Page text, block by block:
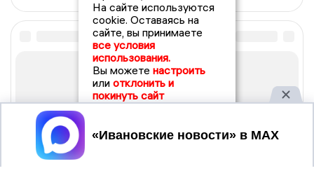
На сайте используются
cookie. Оставаясь на
сайте, вы принимаете
все условия
использования.
Вы можете настроить
или отклонить и
покинуть сайт
Принять